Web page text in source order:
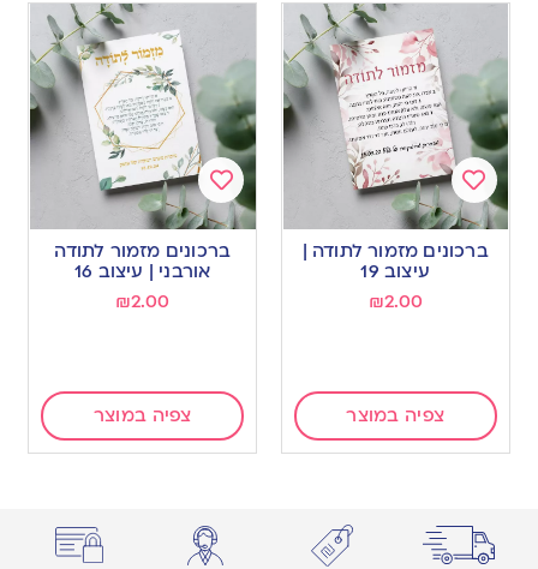
Add
to
wishlist
ברכונים מזמור לתודה |
עיצוב 19
₪2.00
צפיה במוצר
Add
to
wishlist
ברכונים מזמור לתודה
אורבני | עיצוב 16
₪2.00
צפיה במוצר